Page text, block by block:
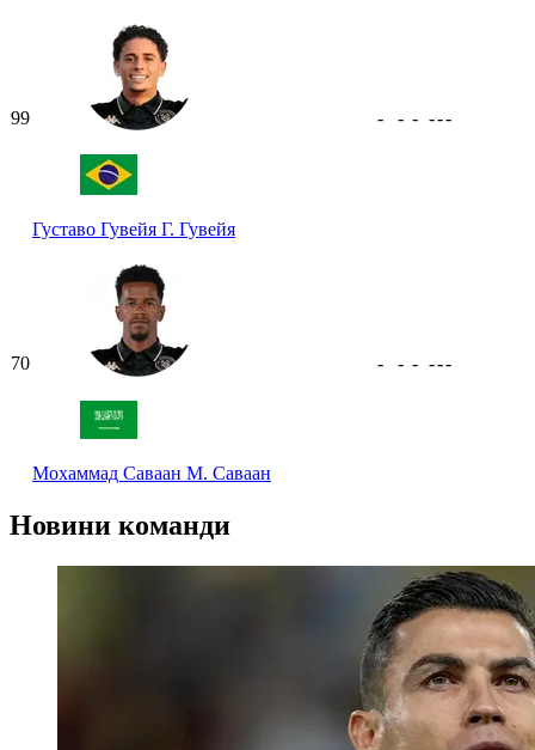
99
Густаво Гувейя Г. Гувейя
- - - ---
70
Мохаммад Саваан М. Саваан
- - - ---
Новини команди